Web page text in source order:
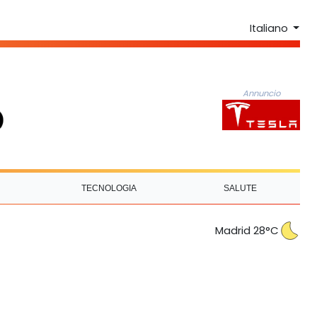
Italiano
Annuncio
TECNOLOGIA SALUTE
Madrid 28°C